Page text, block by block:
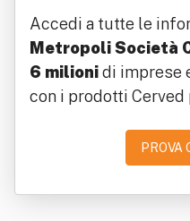
Accedi a tutte le
Metropoli Società
6 milionidi imprese
con i prodotti Cerved
PROVA